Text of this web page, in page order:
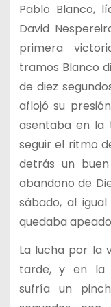
Pablo Blanco,
David
primera
tramos Blanco
de diez
aflojó su
asentaba en la
seguir el ritmo
detrás un
abandono de
sábado, al
quedaba
La lucha por la
tarde, y en la
sufría un